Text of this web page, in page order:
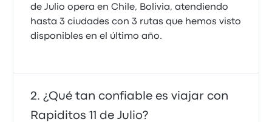
de Julio opera en Chile, Bolivia, atendiendo
hasta 3 ciudades con 3 rutas que hemos visto
disponibles en el último año.
¿Qué tan confiable es viajar con
Rapiditos 11 de Julio?